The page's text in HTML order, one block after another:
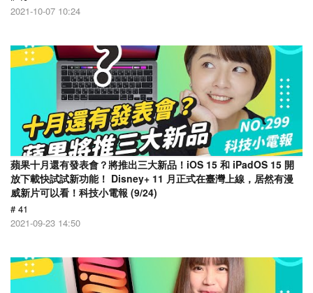
2021-10-07 10:24
蘋果十月還有發表會？將推出三大新品！iOS 15 和 iPadOS 15 開
放下載快試試新功能！ Disney+ 11 月正式在臺灣上線，居然有漫
威新片可以看！科技小電報 (9/24)
# 41
2021-09-23 14:50